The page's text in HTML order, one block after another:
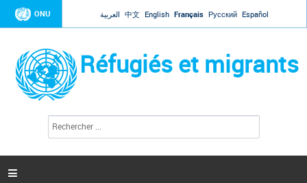
Jump to navigation
ONU العربية 中文 English Français Русский Español
Réfugiés et migrants
c
